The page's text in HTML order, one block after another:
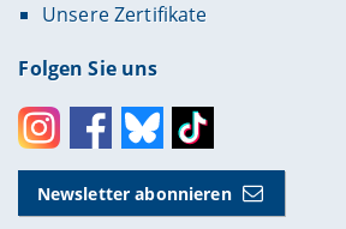
Unsere Zertifikate
Folgen Sie uns
InstagramFacebookBlueskyToktok
Newsletter abonnieren